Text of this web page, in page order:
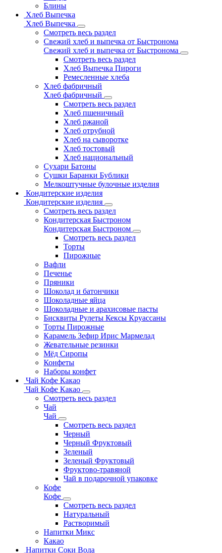
Блины
Хлеб Выпечка
Хлеб Выпечка
Смотреть весь раздел
Свежий хлеб и выпечка от Быстронома
Свежий хлеб и выпечка от Быстронома
Смотреть весь раздел
Хлеб Выпечка Пироги
Ремесленные хлеба
Хлеб фабричный
Хлеб фабричный
Смотреть весь раздел
Хлеб пшеничный
Хлеб ржаной
Хлеб отрубной
Хлеб на сыворотке
Хлеб тостовый
Хлеб национальный
Сухари Батоны
Сушки Баранки Бублики
Мелкоштучные булочные изделия
Кондитерские изделия
Кондитерские изделия
Смотреть весь раздел
Кондитерская Быстроном
Кондитерская Быстроном
Смотреть весь раздел
Торты
Пирожные
Вафли
Печенье
Пряники
Шоколад и батончики
Шоколадные яйца
Шоколадные и арахисовые пасты
Бисквиты Рулеты Кексы Круассаны
Торты Пирожные
Карамель Зефир Ирис Мармелад
Жевательные резинки
Мёд Сиропы
Конфеты
Наборы конфет
Чай Кофе Какао
Чай Кофе Какао
Смотреть весь раздел
Чай
Чай
Смотреть весь раздел
Черный
Черный Фруктовый
Зеленый
Зеленый Фруктовый
Фруктово-травяной
Чай в подарочной упаковке
Кофе
Кофе
Смотреть весь раздел
Натуральный
Растворимый
Напитки Микс
Какао
Напитки Соки Вода